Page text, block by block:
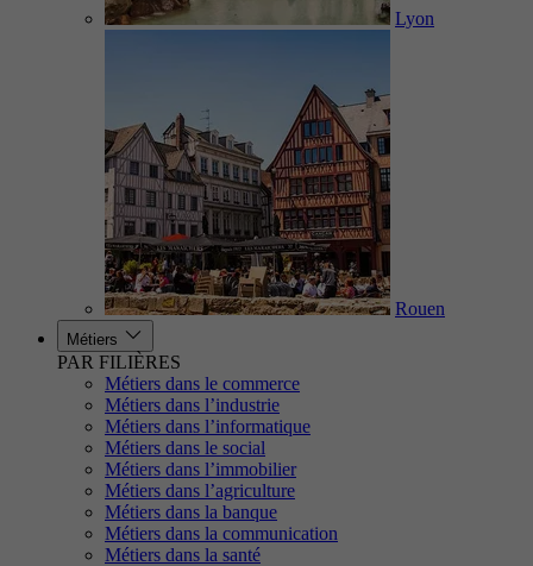
Lyon
Rouen
Métiers
PAR FILIÈRES
Métiers dans le commerce
Métiers dans l’industrie
Métiers dans l’informatique
Métiers dans le social
Métiers dans l’immobilier
Métiers dans l’agriculture
Métiers dans la banque
Métiers dans la communication
Métiers dans la santé